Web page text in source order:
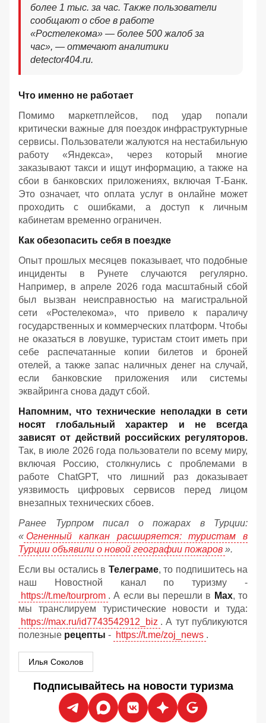
более 1 тыс. за час. Также пользователи
сообщают о сбое в работе
«Ростелекома» — более 500 жалоб за
час», — отмечают аналитики
detector404.ru.
Что именно не работает
Помимо маркетплейсов, под удар попали
критически важные для поездок инфраструктурные
сервисы. Пользователи жалуются на нестабильную
работу «Яндекса», через который многие
заказывают такси и ищут информацию, а также на
сбои в банковских приложениях, включая Т-Банк.
Это означает, что оплата услуг в онлайне может
проходить с ошибками, а доступ к личным
кабинетам временно ограничен.
Как обезопасить себя в поездке
Опыт прошлых месяцев показывает, что подобные
инциденты в Рунете случаются регулярно.
Например, в апреле 2026 года масштабный сбой
был вызван неисправностью на магистральной
сети «Ростелекома», что привело к параличу
государственных и коммерческих платформ. Чтобы
не оказаться в ловушке, туристам стоит иметь при
себе распечатанные копии билетов и броней
отелей, а также запас наличных денег на случай,
если банковские приложения или системы
эквайринга снова дадут сбой.
Напомним, что технические неполадки в сети
носят глобальный характер и не всегда
зависят от действий российских регуляторов.
Так, в июле 2026 года пользователи по всему миру,
включая Россию, столкнулись с проблемами в
работе ChatGPT, что лишний раз доказывает
уязвимость цифровых сервисов перед лицом
внезапных технических сбоев.
Ранее Турпром писал о пожарах в Турции:
« Огненный капкан расширяется: туристам в
Турции объявили о новой географии пожаров ».
Если вы остались в Телеграме, то подпишитесь на
наш Новостной канал по туризму -
https://t.me/tourprom . А если вы перешли в Мах, то
мы транслируем туристические новости и туда:
https://max.ru/id7743542912_biz . А тут публикуются
полезные рецепты - https://t.me/zoj_news .
Илья Соколов
Подписывайтесь на новости туризма